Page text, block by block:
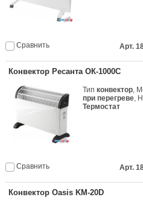
Сравнить Арт.
Конвектор Ресанта ОК-1000С
Типконвектор,
при перегреве,
Термостат
Сравнить Арт.
Конвектор Oasis KM-20D